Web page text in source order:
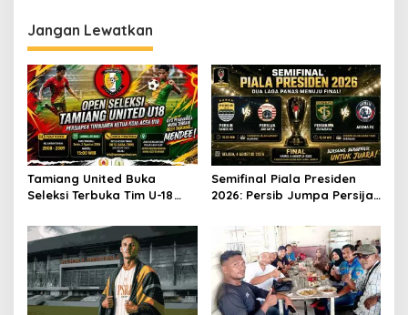
p
o
s
Jangan Lewatkan
Tamiang United Buka
Seleksi Terbuka Tim U-18
Aceh 2026
Semifinal Piala Presiden
2026: Persib Jumpa Persija,